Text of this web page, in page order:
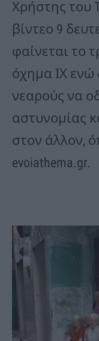
Χρήστης του
βίντεο 9
φαίνεται το
όχημα ΙΧ ενώ
νεαρούς να
αστυνομίας
στον άλλον,
evoiathema.gr.